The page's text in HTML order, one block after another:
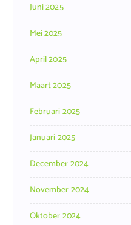
Juni 2025
Mei 2025
April 2025
Maart 2025
Februari 2025
Januari 2025
December 2024
November 2024
Oktober 2024